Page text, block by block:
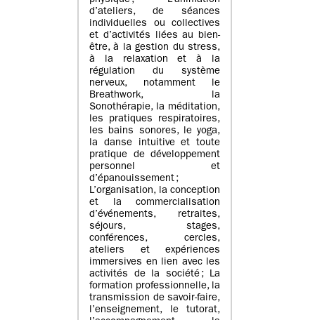
d’ateliers, de séances
individuelles ou collectives
et d’activités liées au bien-
être, à la gestion du stress,
à la relaxation et à la
régulation du système
nerveux, notamment le
Breathwork, la
Sonothérapie, la méditation,
les pratiques respiratoires,
les bains sonores, le yoga,
la danse intuitive et toute
pratique de développement
personnel et
d’épanouissement ;
L’organisation, la conception
et la commercialisation
d’événements, retraites,
séjours, stages,
conférences, cercles,
ateliers et expériences
immersives en lien avec les
activités de la société ; La
formation professionnelle, la
transmission de savoir-faire,
l’enseignement, le tutorat,